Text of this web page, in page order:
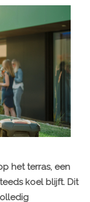
het terras, een
koel blijft. Dit